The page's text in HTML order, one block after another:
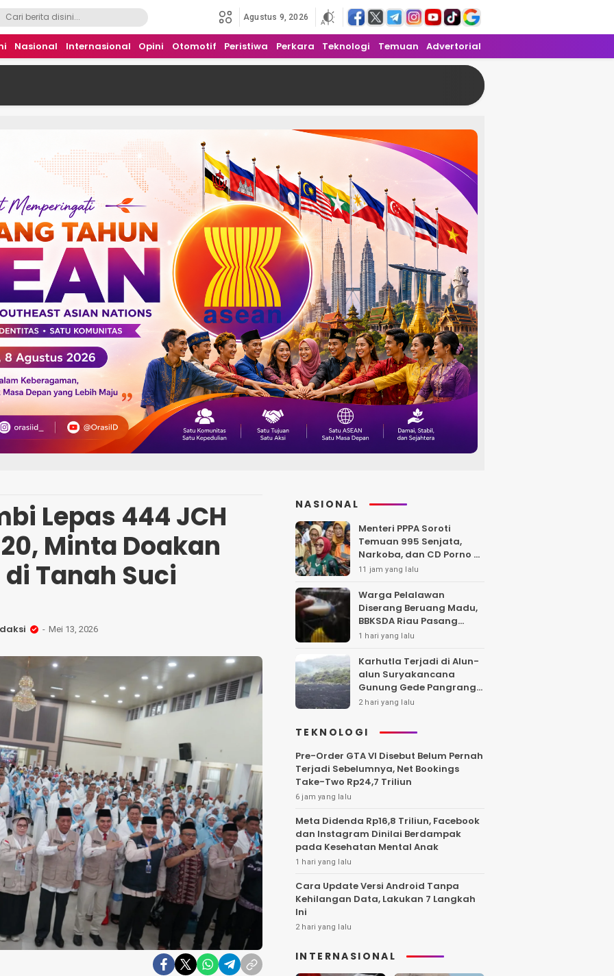
Agustus 9, 2026
Nasional Internasional Opini Otomotif Peristiwa Perkara Teknologi Temuan Advertorial
Lepas 444 JCH
Minta Doakan
Tanah Suci
Mei 13, 2026
NASIONAL
Menteri PPPA Soroti
Temuan 995 Senjata,
Narkoba, dan CD Porno di
Sekolah Jaksel
11 jam yang lalu
Warga Pelalawan
Diserang Beruang Madu,
BBKSDA Riau Pasang
Kandang Jebak di Lokasi
1 hari yang lalu
Karhutla Terjadi di Alun-
alun Suryakancana
Gunung Gede Pangrango,
Api Berhasil Dipadamka
2 hari yang lalu
TEKNOLOGI
Pre-Order GTA VI Disebut Belum Pernah
Terjadi Sebelumnya, Net Bookings
Take-Two Rp24,7 Triliun
6 jam yang lalu
Meta Didenda Rp16,8 Triliun, Facebook
dan Instagram Dinilai Berdampak
pada Kesehatan Mental Anak
1 hari yang lalu
Cara Update Versi Android Tanpa
Kehilangan Data, Lakukan 7 Langkah
Ini
2 hari yang lalu
INTERNASIONAL